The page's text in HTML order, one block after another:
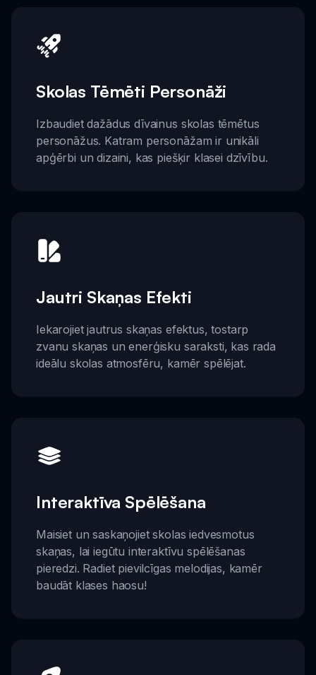
Skolas Tēmēti Personāži
Izbaudiet dažādus dīvainus skolas tēmētus
personāžus. Katram personāžam ir unikāli
apģērbi un dizaini, kas piešķir klasei dzīvību.
Jautri Skaņas Efekti
Iekarojiet jautrus skaņas efektus, tostarp
zvanu skaņas un enerģisku saraksti, kas rada
ideālu skolas atmosfēru, kamēr spēlējat.
Interaktīva Spēlēšana
Maisiet un saskaņojiet skolas iedvesmotus
skaņas, lai iegūtu interaktīvu spēlēšanas
pieredzi. Radiet pievilcīgas melodijas, kamēr
baudāt klases haosu!